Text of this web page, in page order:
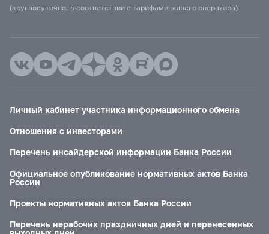
(круглосуточно, в соответствии с тарифами вашего оператора)
Личный кабинет участника информационного обмена
Отношения с инвесторами
Перечень инсайдерской информации Банка России
Официальное опубликование нормативных актов Банка
России
Проекты нормативных актов Банка России
Перечень нерабочих праздничных дней и перенесенных